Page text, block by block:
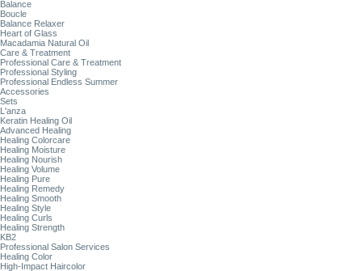
Balance
Boucle
Balance Relaxer
Heart of Glass
Macadamia Natural Oil
Care & Treatment
Professional Care & Treatment
Professional Styling
Professional Endless Summer
Accessories
Sets
L'anza
Keratin Healing Oil
Advanced Healing
Healing Colorcare
Healing Moisture
Healing Nourish
Healing Volume
Healing Pure
Healing Remedy
Healing Smooth
Healing Style
Healing Curls
Healing Strength
KB2
Professional Salon Services
Healing Color
High-Impact Haircolor